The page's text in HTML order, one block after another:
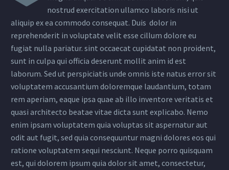
nostrud exercitation ullamco laboris nisi ut
aliquip ex ea commodo consequat. Duis dolor in
reprehenderit in voluptate velit esse cillum dolore eu
fugiat nulla pariatur. sint occaecat cupidatat non proident,
sunt in culpa qui officia deserunt mollit anim id est
laborum. Sed ut perspiciatis unde omnis iste natus error sit
voluptatem accusantium doloremque laudantium, totam
rem aperiam, eaque ipsa quae ab illo inventore veritatis et
quasi architecto beatae vitae dicta sunt explicabo. Nemo
enim ipsam voluptatem quia voluptas sit aspernatur aut
odit aut fugit, sed quia consequuntur magni dolores eos qui
ratione voluptatem sequi nesciunt. Neque porro quisquam
est, qui dolorem ipsum quia dolor sit amet, consectetur,